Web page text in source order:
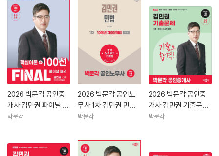
2020년~2026년 공인중개사 1차 민법 기출문제(박문각출판)
2026년 공인노무사 1차 민법 기출문제집(박문각출판)
2026 박문각 공인중
개사 김민권 파이널 패
스 100선 1차 민법·민
박문각
2026 박문각 공인노
무사 1차 김민권 민법 1
0개년 기출문제집
박문각
2026 박문각 공인중
개사 김민권 기출문제
1차 민법·민사특별법
박문각